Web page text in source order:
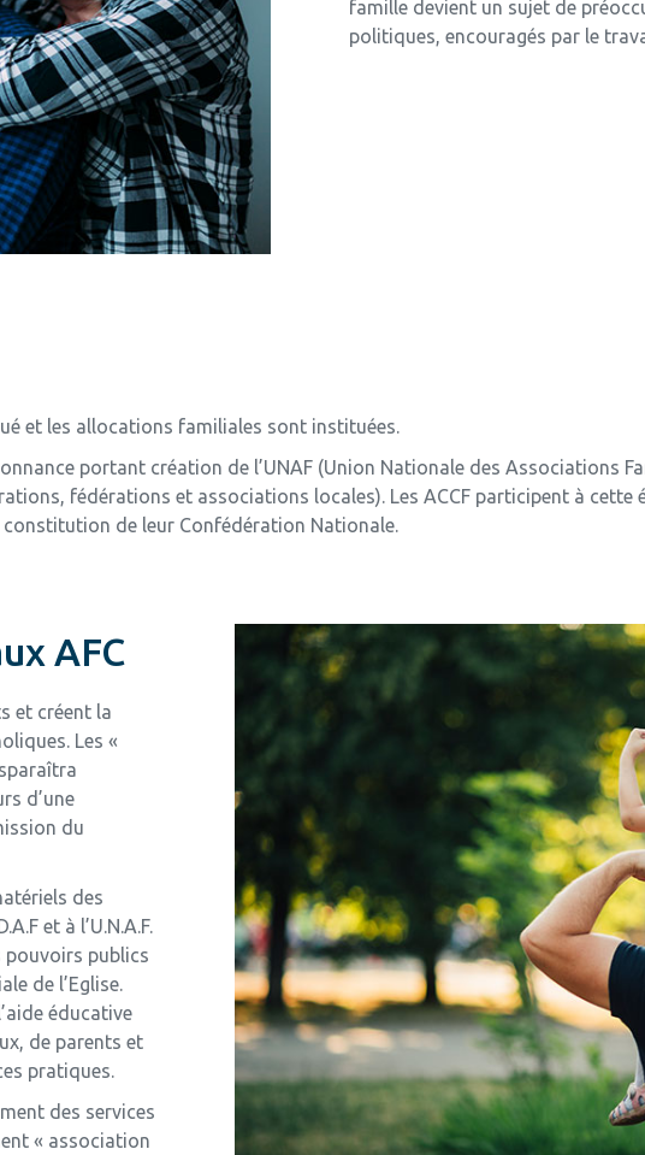
famille devient un sujet de
politiques, encouragés par le
et les allocations familiales sont instituées.
portant création de l’UNAF (Union Nationale des Associations
fédérations et associations locales). Les ACCF participent à
de leur Confédération Nationale.
AFC
et créent la
Les «
d’une
du
des
et à l’U.N.A.F.
pouvoirs publics
de l’Eglise.
éducative
de parents et
pratiques.
des services
« association